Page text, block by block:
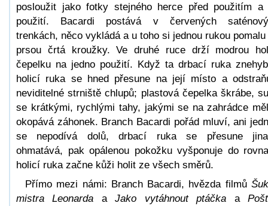
posloužit jako fotky stejného herce před použitím a
použití. Bacardi postává v červených
trenkách, něco vykládá a u toho si jednou rukou pomalu
prsou črtá kroužky. Ve druhé ruce drží modrou
čepelku na jedno použití. Když ta drbací ruka
holicí ruka se hned přesune na její místo a
neviditelné strniště chlupů; plastová čepelka škrábe,
se krátkými, rychlými tahy, jakými se na zahrádce
okopává záhonek. Branch Bacardi pořád mluví, ani
se nepodívá dolů, drbací ruka se přesune
ohmatává, pak opálenou pokožku vyšponuje do
holicí ruka začne kůži holit ze všech směrů.
Přímo mezi námi: Branch Bacardi, hvězda filmů
mistra Leonarda aJako vytáhnout ptáčka a